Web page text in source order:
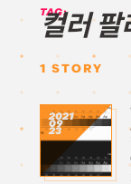
TAG:
컬러 팔
1 STORY
2021
09
23